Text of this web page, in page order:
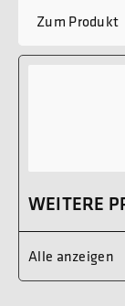
Zum Produkt
WEITERE
Alle anzeigen